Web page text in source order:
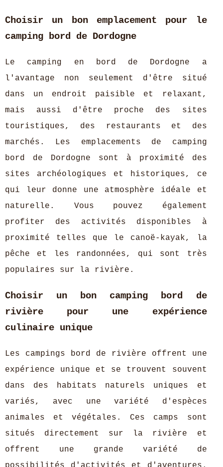
Choisir un bon emplacement pour le
camping bord de Dordogne
Le camping en bord de Dordogne a
l'avantage non seulement d'être situé
dans un endroit paisible et relaxant,
mais aussi d'être proche des sites
touristiques, des restaurants et des
marchés. Les emplacements de camping
bord de Dordogne sont à proximité des
sites archéologiques et historiques, ce
qui leur donne une atmosphère idéale et
naturelle. Vous pouvez également
profiter des activités disponibles à
proximité telles que le canoë-kayak, la
pêche et les randonnées, qui sont très
populaires sur la rivière.
Choisir un bon camping bord de
rivière pour une expérience
culinaire unique
Les campings bord de rivière offrent une
expérience unique et se trouvent souvent
dans des habitats naturels uniques et
variés, avec une variété d'espèces
animales et végétales. Ces camps sont
situés directement sur la rivière et
offrent une grande variété de